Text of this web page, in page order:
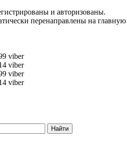
и авторизованы.
перенаправлены на главную
viber
viber
viber
viber